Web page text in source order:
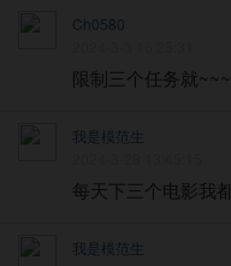
Ch0580
限制三个任务就~~~
我是模范生
每天下三个电影我
我是模范生